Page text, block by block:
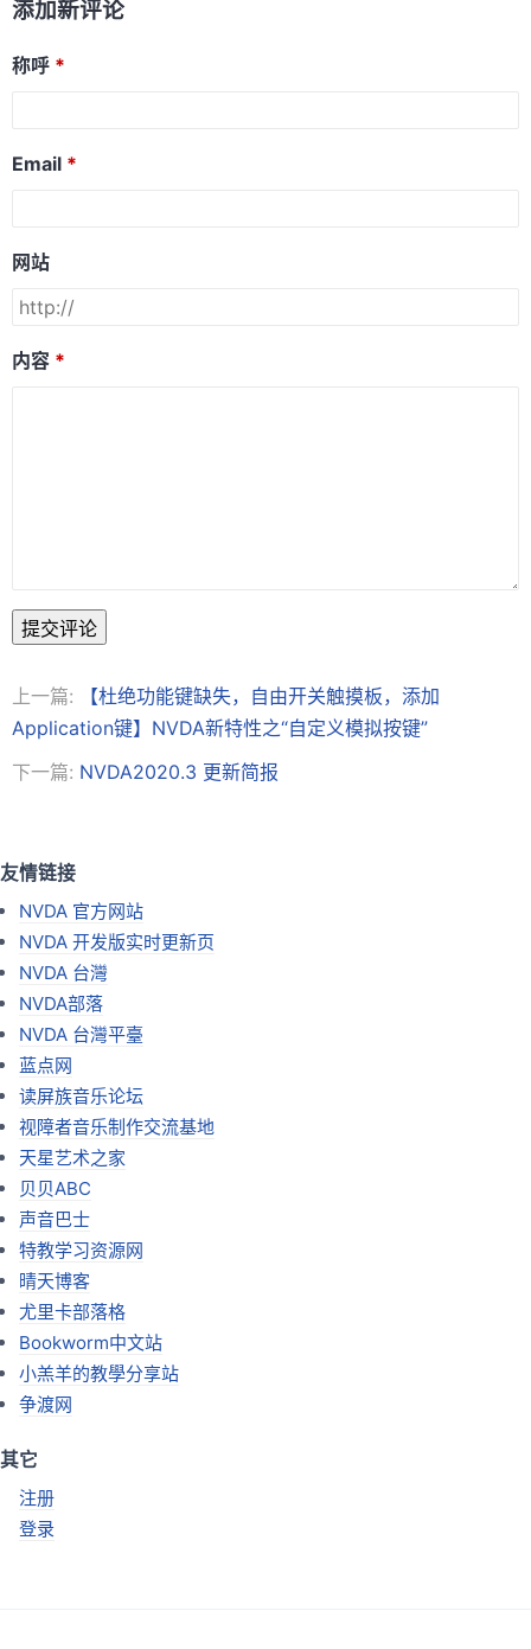
添加新评论
称呼
Email
网站
内容
提交评论
上一篇:
【杜绝功能键缺失，自由开关触摸板，添加
Application键】NVDA新特性之“自定义模拟按键”
下一篇: NVDA2020.3 更新简报
友情链接
NVDA 官方网站
NVDA 开发版实时更新页
NVDA 台灣
NVDA部落
NVDA 台灣平臺
蓝点网
读屏族音乐论坛
视障者音乐制作交流基地
天星艺术之家
贝贝ABC
声音巴士
特教学习资源网
晴天博客
尤里卡部落格
Bookworm中文站
小羔羊的教學分享站
争渡网
其它
注册
登录